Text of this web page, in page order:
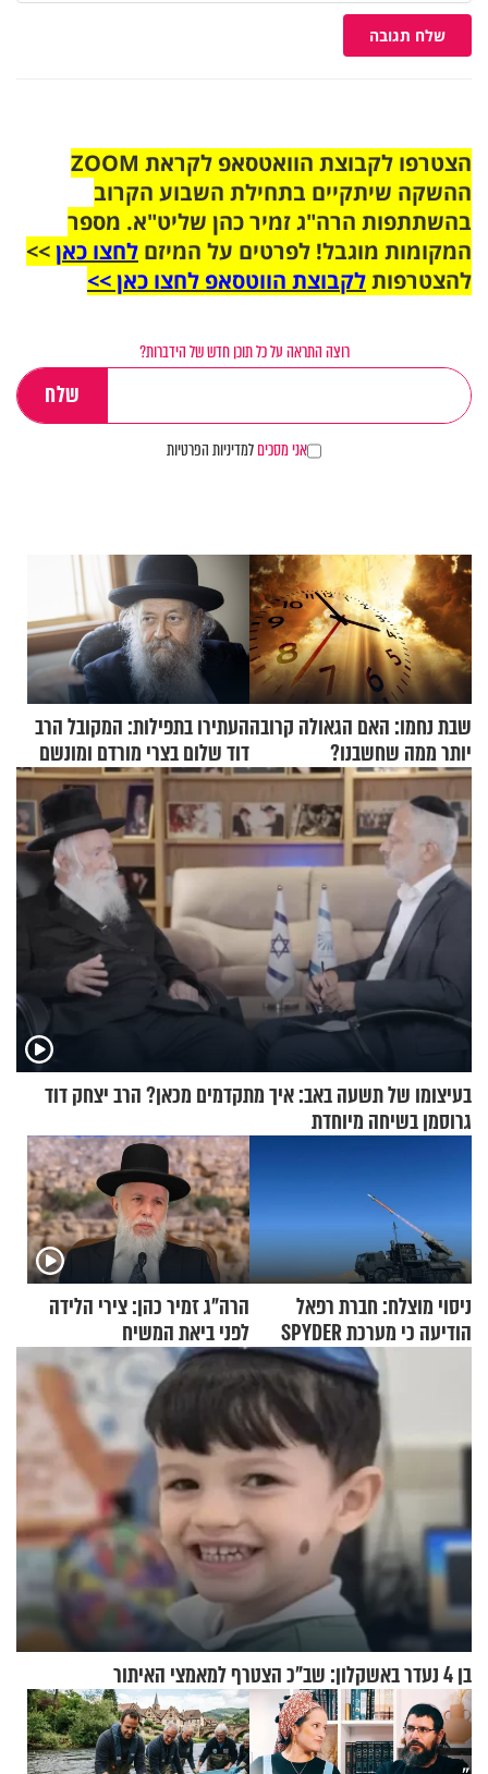
שלח תגובה
הצטרפו לקבוצת הוואטסאפ לקראת ZOOM
ההשקה שיתקיים בתחילת השבוע הקרוב
בהשתתפות הרה"ג זמיר כהן שליט"א. מספר
המקומות מוגבל! לפרטים על המיזם לחצו כאן>>
להצטרפותלקבוצת הווטסאפ לחצו כאן >>
רוצה התראה על כל תוכן חדש של הידברות?
אני מסכיםלמדיניות הפרטיות
שבת נחמו: האם הגאולה קרובה
יותר ממה שחשבנו?
העתירו בתפילות: המקובל הרב
דוד שלום בצרי מורדם ומונשם
בעיצומו של תשעה באב: איך מתקדמים מכאן? הרב יצחק דוד
גרוסמן בשיחה מיוחדת
ניסוי מוצלח: חברת רפאל
הודיעה כי מערכת SPYDER
הצליחה ליירט כטב"ם
הרה"ג זמיר כהן: צירי הלידה
לפני ביאת המשיח
בן 4 נעדר באשקלון: שב"כ הצטרף למאמצי האיתור